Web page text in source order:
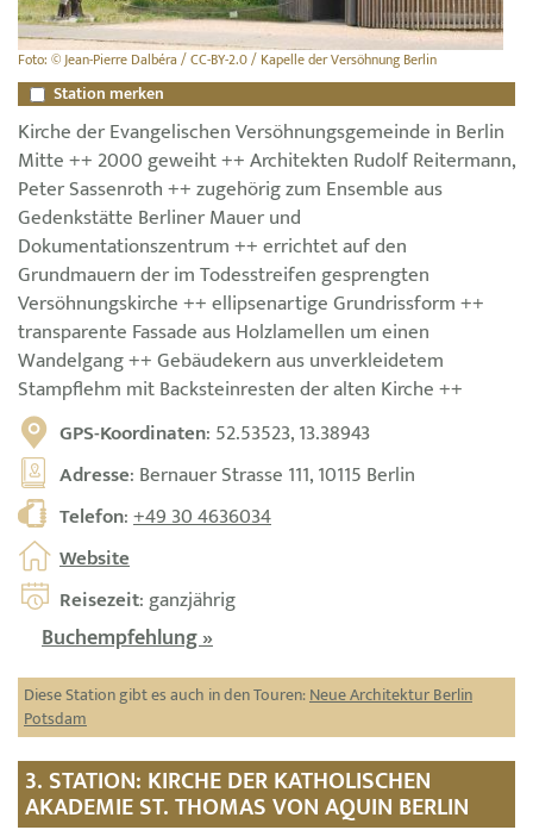
Foto: © Jean-Pierre Dalbéra / CC-BY-2.0 / Kapelle der Versöhnung Berlin
Station merken
Kirche der Evangelischen Versöhnungsgemeinde in Berlin
Mitte ++ 2000 geweiht ++ Architekten Rudolf Reitermann,
Peter Sassenroth ++ zugehörig zum Ensemble aus
Gedenkstätte Berliner Mauer und
Dokumentationszentrum ++ errichtet auf den
Grundmauern der im Todesstreifen gesprengten
Versöhnungskirche ++ ellipsenartige Grundrissform ++
transparente Fassade aus Holzlamellen um einen
Wandelgang ++ Gebäudekern aus unverkleidetem
Stampflehm mit Backsteinresten der alten Kirche ++
GPS-Koordinaten: 52.53523, 13.38943
Adresse: Bernauer Strasse 111, 10115 Berlin
Telefon:+49 30 4636034
Website
Reisezeit: ganzjährig
Buchempfehlung »
Diese Station gibt es auch in den Touren:Neue Architektur Berlin
Potsdam
3. STATION: KIRCHE DER KATHOLISCHEN
AKADEMIE ST. THOMAS VON AQUIN BERLIN